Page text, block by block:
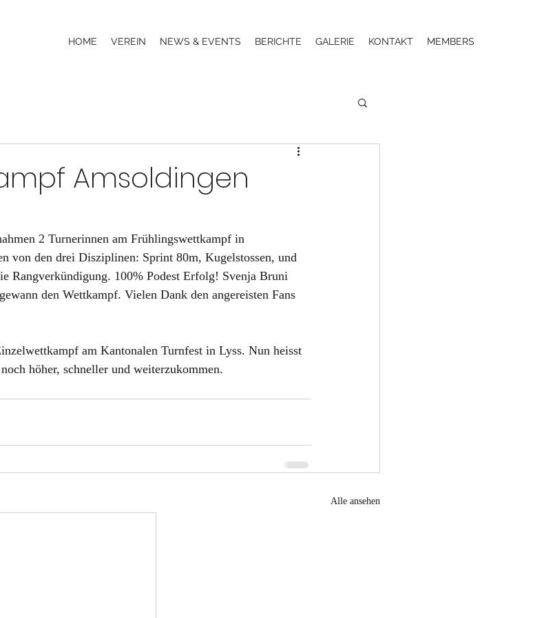
HOME VEREIN NEWS & EVENTS BERICHTE GALERIE KONTAKT MEMBERS
Amsoldingen
2 Turnerinnen am Frühlingswettkampf in
von den drei Disziplinen: Sprint 80m, Kugelstossen, und
Rangverkündigung. 100% Podest Erfolg! Svenja Bruni
den Wettkampf. Vielen Dank den angereisten Fans
am Kantonalen Turnfest in Lyss. Nun heisst
höher, schneller und weiterzukommen.
Alle ansehen